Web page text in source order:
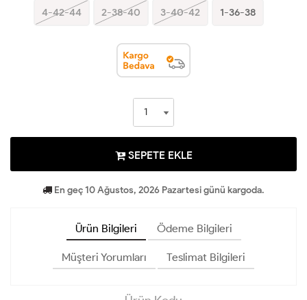
4-42-44 2-38-40 3-40-42 1-36-38
SEPETE EKLE
En geç 10 Ağustos, 2026 Pazartesi günü kargoda.
Ürün Bilgileri Ödeme Bilgileri
Müşteri Yorumları Teslimat Bilgileri